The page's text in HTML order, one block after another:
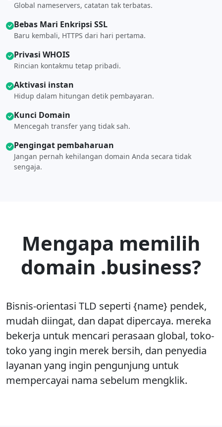
Global nameservers, catatan tak terbatas.
Bebas Mari Enkripsi SSL
Baru kembali, HTTPS dari hari pertama.
Privasi WHOIS
Rincian kontakmu tetap pribadi.
Aktivasi instan
Hidup dalam hitungan detik pembayaran.
Kunci Domain
Mencegah transfer yang tidak sah.
Pengingat pembaharuan
Jangan pernah kehilangan domain Anda secara tidak
sengaja.
Mengapa memilih
domain .business?
Bisnis-orientasi TLD seperti {name} pendek,
mudah diingat, dan dapat dipercaya. mereka
bekerja untuk mencari perasaan global, toko-
toko yang ingin merek bersih, dan penyedia
layanan yang ingin pengunjung untuk
mempercayai nama sebelum mengklik.